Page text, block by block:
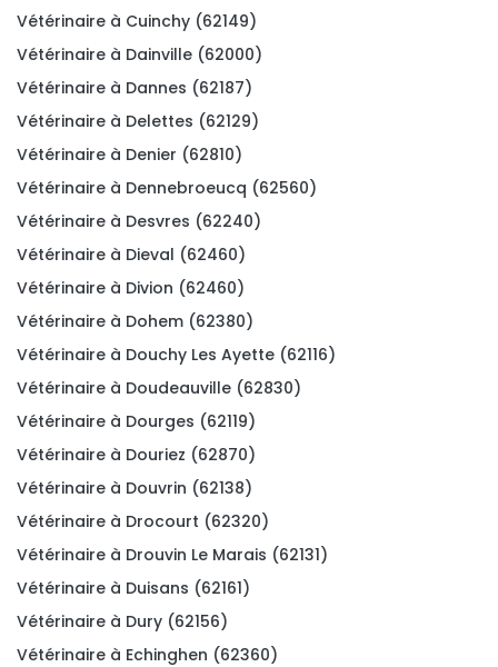
Vétérinaire à Cuinchy (62149)
Vétérinaire à Dainville (62000)
Vétérinaire à Dannes (62187)
Vétérinaire à Delettes (62129)
Vétérinaire à Denier (62810)
Vétérinaire à Dennebroeucq (62560)
Vétérinaire à Desvres (62240)
Vétérinaire à Dieval (62460)
Vétérinaire à Divion (62460)
Vétérinaire à Dohem (62380)
Vétérinaire à Douchy Les Ayette (62116)
Vétérinaire à Doudeauville (62830)
Vétérinaire à Dourges (62119)
Vétérinaire à Douriez (62870)
Vétérinaire à Douvrin (62138)
Vétérinaire à Drocourt (62320)
Vétérinaire à Drouvin Le Marais (62131)
Vétérinaire à Duisans (62161)
Vétérinaire à Dury (62156)
Vétérinaire à Echinghen (62360)